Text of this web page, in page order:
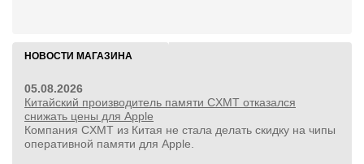
НОВОСТИ МАГАЗИНА
05.08.2026
Китайский производитель памяти CXMT отказался
снижать цены для Apple
Компания CXMT из Китая не стала делать скидку на чипы
оперативной памяти для Apple.